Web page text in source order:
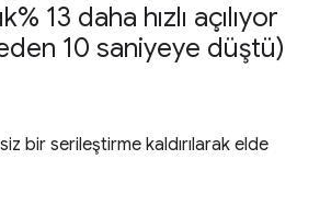
13 daha hızlı açılıyor
10 saniyeye düştü)
bir serileştirme kaldırılarak elde